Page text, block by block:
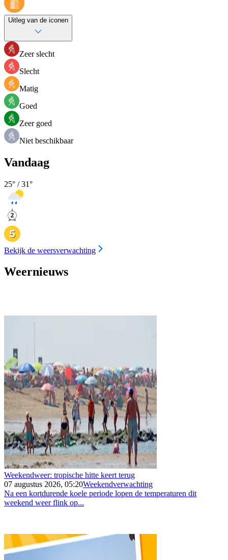
Uitleg van de iconen
Zeer slecht
Slecht
Matig
Goed
Zeer goed
Niet beschikbaar
Vandaag
25° /31°
Bekijk de weersverwachting
Weernieuws
Weekendweer: tropische hitte keert terug
07 augustus 2026, 05:20Weekendverwachting
Na een kortdurende koele periode lopen de temperaturen dit
weekend weer flink op...